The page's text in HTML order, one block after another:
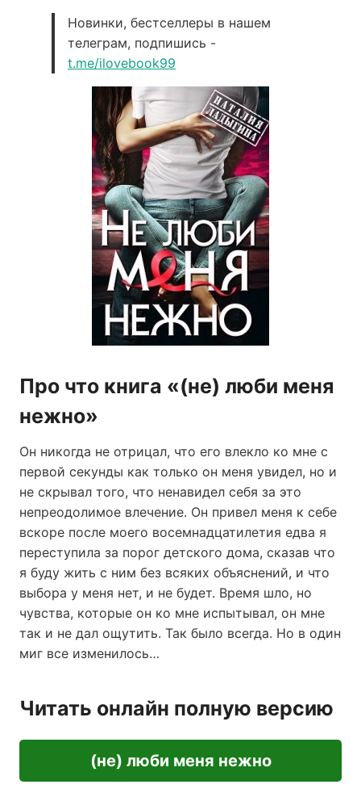
Новинки, бестселлеры в нашем
телеграм, подпишись -
t.me/ilovebook99
Про что книга «(не) люби меня
нежно»
Он никогда не отрицал, что его влекло ко мне с
первой секунды как только он меня увидел, но и
не скрывал того, что ненавидел себя за это
непреодолимое влечение. Он привел меня к себе
вскоре после моего восемнадцатилетия едва я
переступила за порог детского дома, сказав что
я буду жить с ним без всяких объяснений, и что
выбора у меня нет, и не будет. Время шло, но
чувства, которые он ко мне испытывал, он мне
так и не дал ощутить. Так было всегда. Но в один
миг все изменилось…
Читать онлайн полную версию
(не) люби меня нежно